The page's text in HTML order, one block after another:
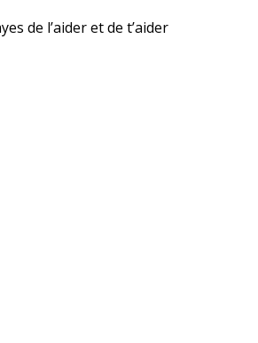
de l’aider et de t’aider